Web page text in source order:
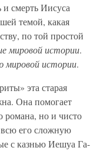
смерть Иисуса
темой, какая
по той простой
мировой истории.
мировой истории.
эта старая
Она помогает
романа, но и чисто
всю его сложную
с казнью Иешуа Га-